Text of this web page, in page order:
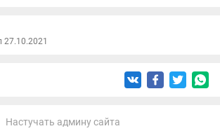
27.10.2021
Настучать админу сайта